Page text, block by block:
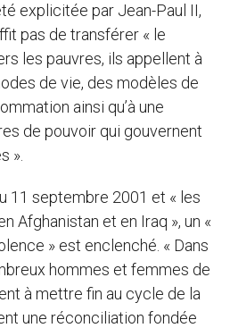
explicitée par Jean-Paul II,
pas de transférer « le
les pauvres, ils appellent à
de vie, des modèles de
ainsi qu’à une
de pouvoir qui gouvernent
».
11 septembre 2001 et « les
Afghanistan et en Iraq », un «
» est enclenché. « Dans
hommes et femmes de
à mettre fin au cycle de la
une réconciliation fondée